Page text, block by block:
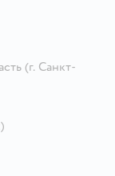
(г. Санкт-